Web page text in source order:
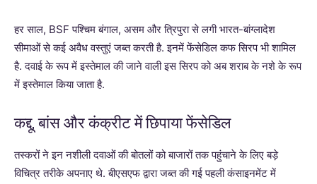
हर साल, BSF पश्चिम बंगाल, असम और त्रिपुरा से लगी भारत-बांग्लादेश
सीमाओं से कई अवैध वस्तुएं जब्त करती है. इनमें फेंसेडिल कफ सिरप भी शामिल
है. दवाई के रूप में इस्तेमाल की जाने वाली इस सिरप को अब शराब के नशे के रूप
में इस्तेमाल किया जाता है.
कद्दू, बांस और कंक्रीट में छिपाया फेंसेडिल
तस्करों ने इन नशीली दवाओं की बोतलों को बाजारों तक पहुंचाने के लिए बड़े
विचित्र तरीके अपनाए थे. बीएसएफ द्वारा जब्त की गई पहली कंसाइनमेंट में